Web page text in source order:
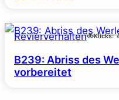
Revierverhalten Klicks:
B239: Abriss des
vorbereitet